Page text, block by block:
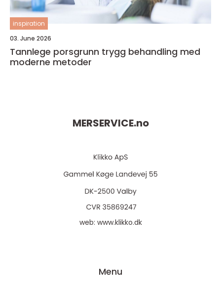
inspiration
03. June 2026
Tannlege porsgrunn trygg behandling med
moderne metoder
MERSERVICE.no
web: www.klikko.dk
Menu